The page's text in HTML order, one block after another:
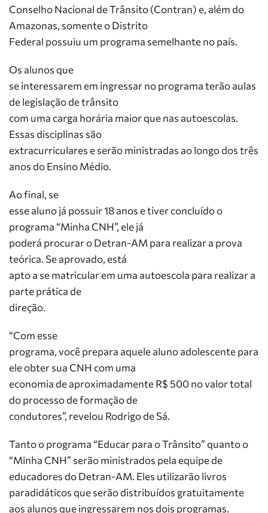
Conselho Nacional de Trânsito (Contran) e, além do
Amazonas, somente o Distrito
Federal possuiu um programa semelhante no país.
Os alunos que
se interessarem em ingressar no programa terão aulas
de legislação de trânsito
com uma carga horária maior que nas autoescolas.
Essas disciplinas são
extracurriculares e serão ministradas ao longo dos três
anos do Ensino Médio.
Ao final, se
esse aluno já possuir 18 anos e tiver concluído o
programa “Minha CNH”, ele já
poderá procurar o Detran-AM para realizar a prova
teórica. Se aprovado, está
apto a se matricular em uma autoescola para realizar a
parte prática de
direção.
“Com esse
programa, você prepara aquele aluno adolescente para
ele obter sua CNH com uma
economia de aproximadamente R$ 500 no valor total
do processo de formação de
condutores”, revelou Rodrigo de Sá.
Tanto o programa “Educar para o Trânsito” quanto o
“Minha CNH” serão ministrados pela equipe de
educadores do Detran-AM. Eles utilizarão livros
paradidáticos que serão distribuídos gratuitamente
aos alunos que ingressarem nos dois programas.